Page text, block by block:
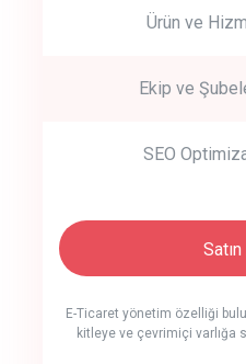
Ürün ve
Ekip ve
SEO
E-Ticaret yönetim özelliği
kitleye ve çevrimiçi varlığa